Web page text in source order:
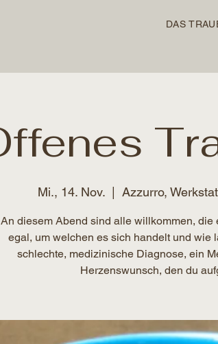
DAS
Mi., 14. Nov.
  |
Azzurro,
An diesem Abend sind alle willkommen, die
egal, um welchen es sich handelt und wie
schlechte, medizinische Diagnose, ein
Herzenswunsch, den du